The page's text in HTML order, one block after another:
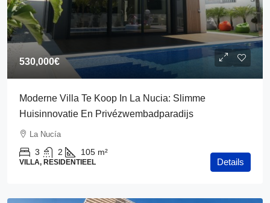
530,000€
Moderne Villa Te Koop In La Nucia: Slimme
Huisinnovatie En Privézwembadparadijs
La Nucía
3 2 105 m²
VILLA, RESIDENTIEEL Details